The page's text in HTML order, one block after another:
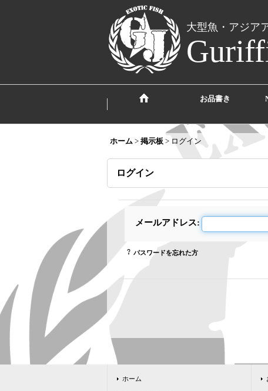
大型魚・アジア
お品書き
ホーム > 掲示板 > ログイン
ログイン
メールアドレス:
パスワードを忘れた方
ホーム